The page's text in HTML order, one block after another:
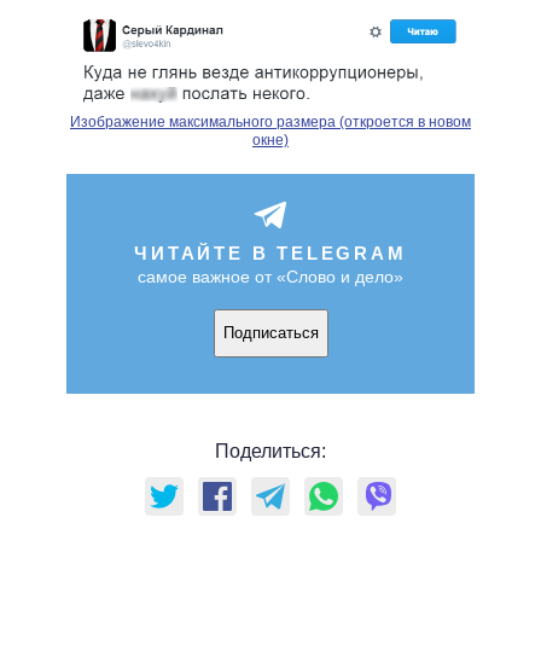
Изображение максимального размера (откроется в новом
окне)
ЧИТАЙТЕ В TELEGRAM
самое важное от «Слово и дело»
Подписаться
Поделиться: